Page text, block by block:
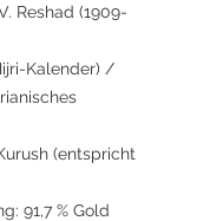
Reshad (1909-
Kalender) /
(entspricht
91,7 % Gold